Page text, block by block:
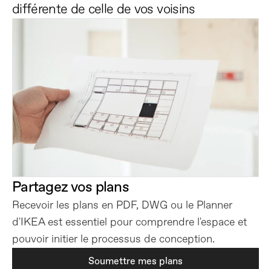
différente de celle de vos voisins
Partagez vos plans
Recevoir les plans en PDF, DWG ou le Planner
d'IKEA est essentiel pour comprendre l'espace et
pouvoir initier le processus de conception.
Soumettre mes plans